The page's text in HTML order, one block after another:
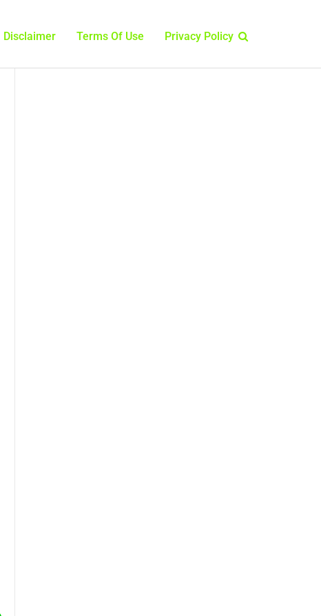
Disclaimer Terms Of Use Privacy Policy